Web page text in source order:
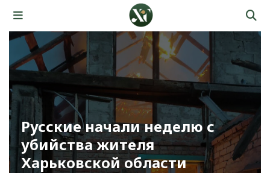
Русские начали неделю с
убийства жителя
Харьковской области